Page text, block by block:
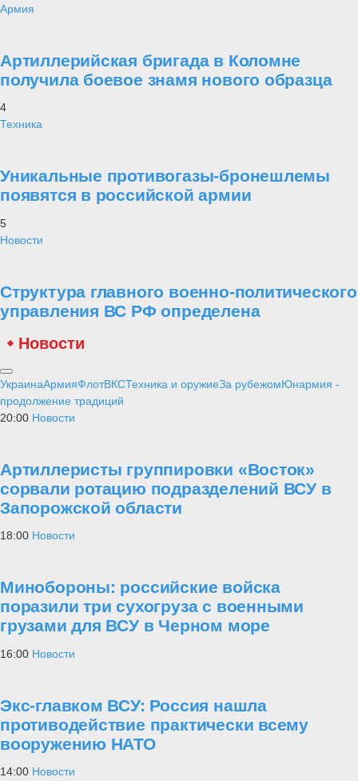
Армия
Артиллерийская бригада в Коломне
получила боевое знамя нового образца
4
Техника
Уникальные противогазы-бронешлемы
появятся в российской армии
5
Новости
Структура главного военно-политического
управления ВС РФ определена
Новости
УкраинаАрмияФлотВКСТехника и оружиеЗа рубежомЮнармия -
продолжение традиций
20:00 Новости
Артиллеристы группировки «Восток»
сорвали ротацию подразделений ВСУ в
Запорожской области
18:00 Новости
Минобороны: российские войска
поразили три сухогруза с военными
грузами для ВСУ в Черном море
16:00 Новости
Экс-главком ВСУ: Россия нашла
противодействие практически всему
вооружению НАТО
14:00 Новости